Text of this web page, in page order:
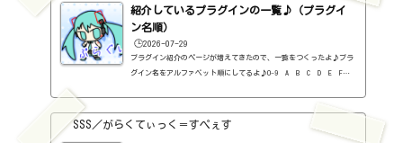
ま）2B REVERBED（2B Played Music）定価：29.99ドル → 19.99ド
ル（本家さ...
紹介しているプラグインの一覧♪（プラグイ
ン名順）
🕒️2026-07-29
プラグイン紹介のページが増えてきたので、一覧をつくったよ♪プラ
グイン名をアルファベット順にしてるよ♪0-9 A B C D E F G
料）2B DELAYED CLASSIC（2B Played Music・ディレイ・有料）2B RE
VERBED（2B Played Music・リバーブ・有料）2B Shaped Filter（2
SSS／がらくてぃっく＝すぺぇす